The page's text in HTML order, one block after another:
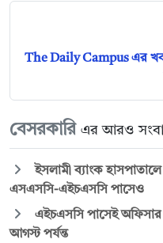
The Daily Campus এর
বেসরকারি এর আরও
ইসলামী ব্যাংক
এসএসসি-এইচএসসি পাসেও
এইচএসসি পাসেই
আগস্ট পর্যন্ত